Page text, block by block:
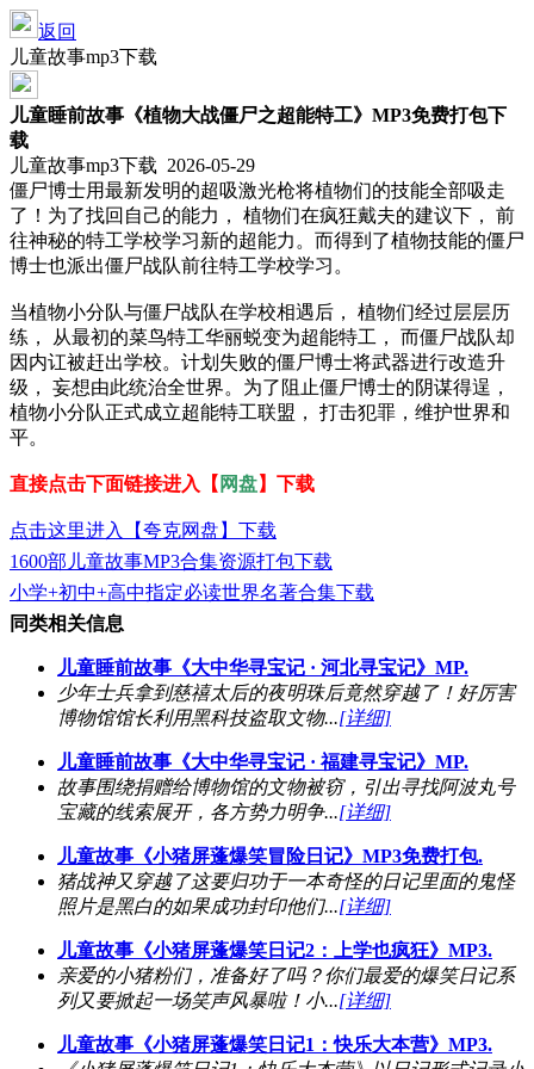
返回
儿童故事mp3下载
儿童睡前故事《植物大战僵尸之超能特工》MP3免费打包下
载
儿童故事mp3下载 2026-05-29
僵尸博士用最新发明的超吸激光枪将植物们的技能全部吸走
了！为了找回自己的能力， 植物们在疯狂戴夫的建议下， 前
往神秘的特工学校学习新的超能力。而得到了植物技能的僵尸
博士也派出僵尸战队前往特工学校学习。
当植物小分队与僵尸战队在学校相遇后， 植物们经过层层历
练， 从最初的菜鸟特工华丽蜕变为超能特工， 而僵尸战队却
因内讧被赶出学校。计划失败的僵尸博士将武器进行改造升
级， 妄想由此统治全世界。为了阻止僵尸博士的阴谋得逞，
植物小分队正式成立超能特工联盟， 打击犯罪，维护世界和
平。
直接点击下面链接进入【 网盘】下载
点击这里进入【夸克网盘】下载
1600部儿童故事MP3合集资源打包下载
小学+初中+高中指定必读世界名著合集下载
同类相关信息
儿童睡前故事《大中华寻宝记 · 河北寻宝记》MP.
少年士兵拿到慈禧太后的夜明珠后竟然穿越了！好厉害
博物馆馆长利用黑科技盗取文物...[详细]
儿童睡前故事《大中华寻宝记 · 福建寻宝记》MP.
故事围绕捐赠给博物馆的文物被窃，引出寻找阿波丸号
宝藏的线索展开，各方势力明争...[详细]
儿童故事《小猪屏蓬爆笑冒险日记》MP3免费打包.
猪战神又穿越了这要归功于一本奇怪的日记里面的鬼怪
照片是黑白的如果成功封印他们...[详细]
儿童故事《小猪屏蓬爆笑日记2：上学也疯狂》MP3.
亲爱的小猪粉们，准备好了吗？你们最爱的爆笑日记系
列又要掀起一场笑声风暴啦！小...[详细]
儿童故事《小猪屏蓬爆笑日记1：快乐大本营》MP3.